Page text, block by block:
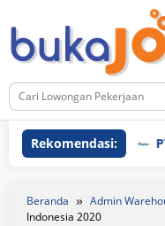
ke
konten
Rekomendasi: PT
Beranda Admin
Indonesia 2020